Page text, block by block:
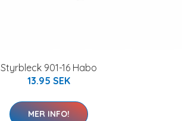
Styrbleck 901-16 Habo
13.95 SEK
MER INFO!